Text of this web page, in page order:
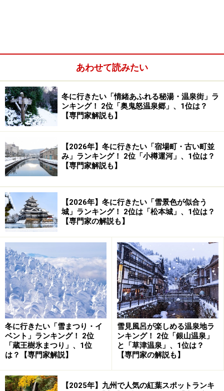
2006年のゴールデンウィークのカレンダー。5/1・2に
有給休暇を取ると豪華９連休が実現！
阿蘇外輪山で一番高い場所、大観峰へのア
クセスは？
あわせて読みたい
冬に行きたい「情緒あふれる秘湯・温泉街」ラ
ンキング！ 2位「奥鬼怒温泉郷」、1位は？
【専門家解説も】
【2026年】冬に行きたい「宿場町・古い町並
み」ランキング！ 2位「小樽運河」、1位は？
【専門家解説も】
【2026年】冬に行きたい「雪景色が似合う
城」ランキング！ 2位は「松本城」、1位は？
【専門家の解説も】
冬に行きたい「雪まつり・イ
ベント」ランキング！ 2位
「蔵王樹氷まつり」、1位
は？【専門家解説】
雪見風呂が楽しめる温泉地ラ
ンキング！ 2位「銀山温泉」
と「草津温泉」、1位は？
【専門家の解説も】
【2025年】九州で人気の紅葉スポットランキ